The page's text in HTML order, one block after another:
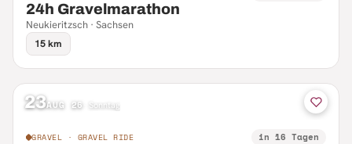
24h Gravelmarathon
Neukieritzsch · Sachsen
15 km
23AUG 26 Sonntag
GRAVEL · GRAVEL RIDE in 16 Tagen